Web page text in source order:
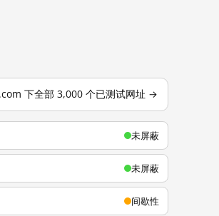
下全部 3,000 个已测试网址 →
未屏蔽
未屏蔽
间歇性